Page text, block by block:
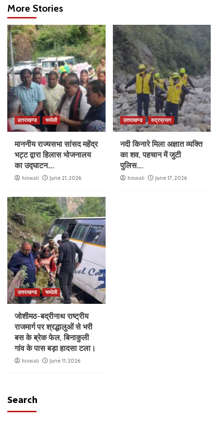
More Stories
उत्तराखण्ड चमोली
माननीय राज्यसभा सांसद महेंद्र
भट्ट द्वारा हिलास भोजनालय
का उद्घाटन….
hinwali June 21, 2026
उत्तराखण्ड रुद्रप्रयाग
नदी किनारे मिला अज्ञात व्यक्ति
का शव, पहचान में जुटी
पुलिस….
hinwali June 17, 2026
उत्तराखण्ड चमोली
जोशीमठ-बद्रीनाथ राष्ट्रीय
राजमार्ग पर श्रद्धालुओं से भरी
बस के ब्रेक फेल, बिनाकुली
गांव के पास बड़ा हादसा टला।
hinwali June 11, 2026
Search